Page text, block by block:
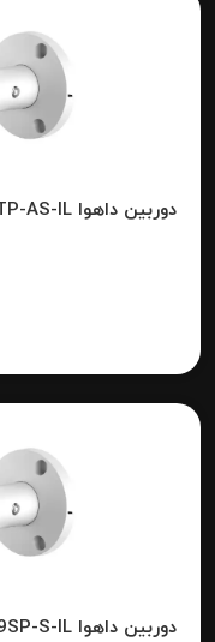
دوربین داهوا DH-IPC-HFW2449TP-AS-IL
دوربین داهوا DH-IPC-HFW2449SP-S-IL